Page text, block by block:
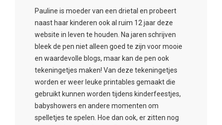
Pauline is moeder van een drietal en probeert
naast haar kinderen ook al ruim 12 jaar deze
website in leven te houden. Na jaren schrijven
bleek de pen niet alleen goed te zijn voor mooie
en waardevolle blogs, maar kan de pen ook
tekeningetjes maken! Van deze tekeningetjes
worden er weer leuke printables gemaakt die
gebruikt kunnen worden tijdens kinderfeestjes,
babyshowers en andere momenten om
spelletjes te spelen. Hoe dan ook, er zitten nog